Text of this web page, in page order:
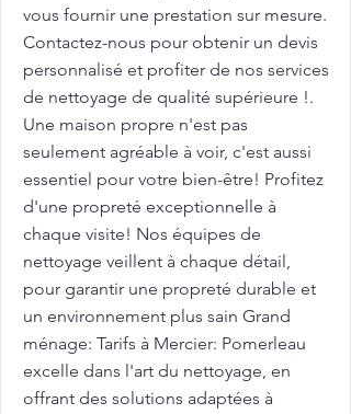
vous fournir une prestation sur mesure.
Contactez-nous pour obtenir un devis
personnalisé et profiter de nos services
de nettoyage de qualité supérieure !.
Une maison propre n'est pas
seulement agréable à voir, c'est aussi
essentiel pour votre bien-être! Profitez
d'une propreté exceptionnelle à
chaque visite! Nos équipes de
nettoyage veillent à chaque détail,
pour garantir une propreté durable et
un environnement plus sain Grand
ménage: Tarifs à Mercier: Pomerleau
excelle dans l'art du nettoyage, en
offrant des solutions adaptées à